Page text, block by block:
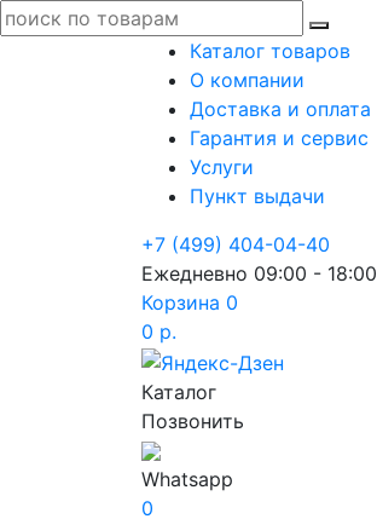
Каталог товаров
О компании
Доставка и оплата
Гарантия и сервис
Услуги
Пункт выдачи
+7 (499) 404-04-40
Ежедневно 09:00 - 18:00
Корзина 0
0 р.
Каталог
Позвонить
Whatsapp
0